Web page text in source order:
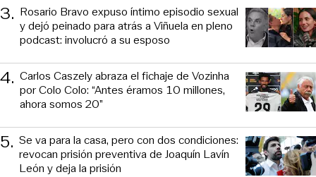
3. Rosario Bravo expuso íntimo episodio sexual
y dejó peinado para atrás a Viñuela en pleno
podcast: involucró a su esposo
4. Carlos Caszely abraza el fichaje de Vozinha
por Colo Colo: “Antes éramos 10 millones,
ahora somos 20”
5. Se va para la casa, pero con dos condiciones:
revocan prisión preventiva de Joaquín Lavín
León y deja la prisión